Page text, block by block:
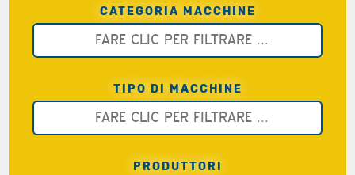
CATEGORIA MACCHINE
TIPO DI MACCHINE
PRODUTTORI